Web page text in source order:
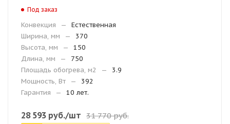
Под заказ
Конвекция —
Естественная
Ширина, мм
—
370
Высота, мм
—
150
Длина, мм
—
750
Площадь обогрева, м2
—
3.9
Мощность, Вт
—
392
Гарантия
— 10 лет.
28 593 руб./шт 31 770руб.